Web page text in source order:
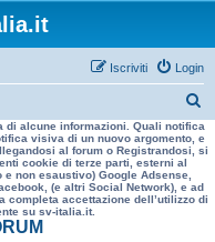
Login
Iscriviti
e
r
a
di alcune informazioni. Quali notifica
visiva di un nuovo argomento, e
al forum o Registrandosi, si
cookie di terze parti, esterni al
non esaustivo) Google Adsense,
(e altri Social Network), e ad
accettazione dell’utilizzo di
su sv-italia.it.